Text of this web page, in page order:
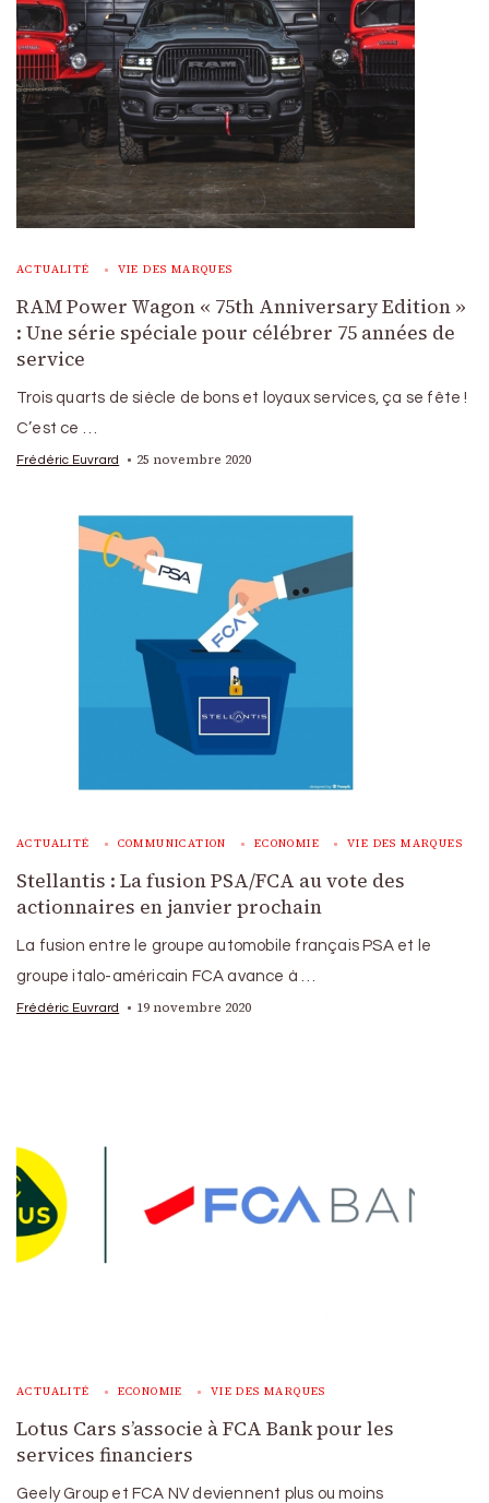
ACTUALITÉ VIE DES MARQUES
RAM Power Wagon « 75th Anniversary Edition »
: Une série spéciale pour célébrer 75 années de
service
Trois quarts de siècle de bons et loyaux services, ça se fête !
C’est ce …
Frédéric Euvrard 25 novembre 2020
ACTUALITÉ COMMUNICATION ECONOMIE VIE DES MARQUES
Stellantis : La fusion PSA/FCA au vote des
actionnaires en janvier prochain
La fusion entre le groupe automobile français PSA et le
groupe italo-américain FCA avance à …
Frédéric Euvrard 19 novembre 2020
ACTUALITÉ ECONOMIE VIE DES MARQUES
Lotus Cars s’associe à FCA Bank pour les
services financiers
Geely Group et FCA NV deviennent plus ou moins